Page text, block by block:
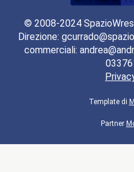
© 2008-2024
Direzione:
commerciali:
Template di
Partner